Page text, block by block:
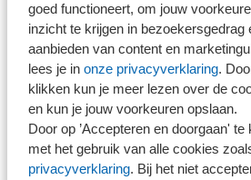
goed functioneert, om jouw
inzicht te krijgen in bezoekersgedrag
aanbieden van content en
lees je in onze privacyverklaring.
klikken kun je meer lezen over de
en kun je jouw voorkeuren opslaan.
Door op ’Accepteren en doorgaan'
met het gebruik van alle cookies
privacyverklaring. Bij het niet
Direct naar
Stel je vaktechnische vraag
Branche in Zicht
Dossiers
Kantoorvinder